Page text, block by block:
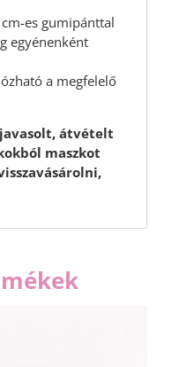
es gumipánttal
egyénenként
a megfelelő
átvételt
maszkot